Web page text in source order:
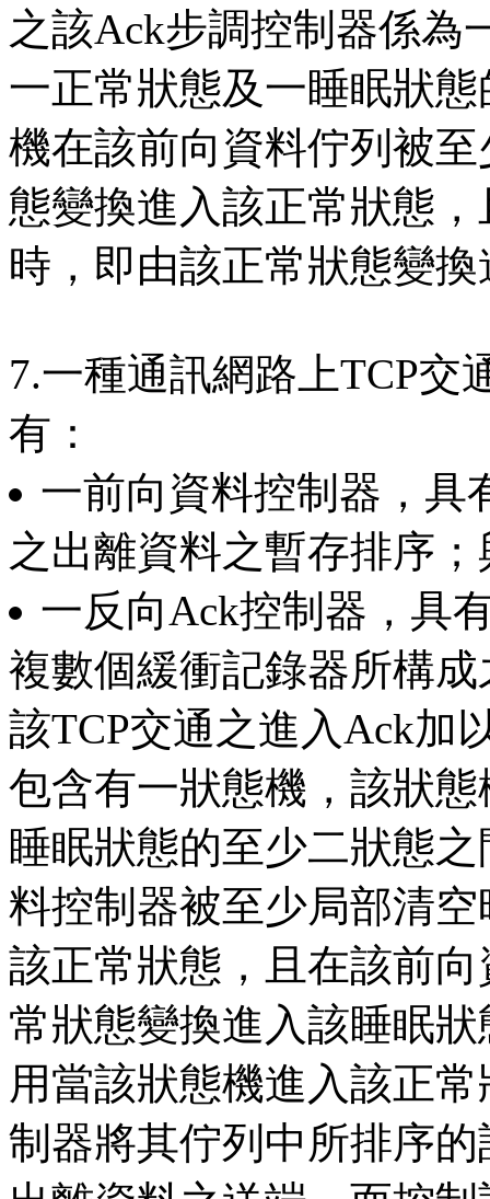
之該Ack步調控制器係為
一正常狀態及一睡眠狀
機在該前向資料佇列被
態變換進入該正常狀態
時，即由該正常狀態變
7.一種通訊網路上TCP交
有：
一前向資料控制器，具
之出離資料之暫存排序；
一反向Ack控制器，具
複數個緩衝記錄器所構
該TCP交通之進入Ack加
包含有一狀態機，該狀
睡眠狀態的至少二狀態
料控制器被至少局部清
該正常狀態，且在該前
常狀態變換進入該睡眠
用當該狀態機進入該正
制器將其佇列中所排序